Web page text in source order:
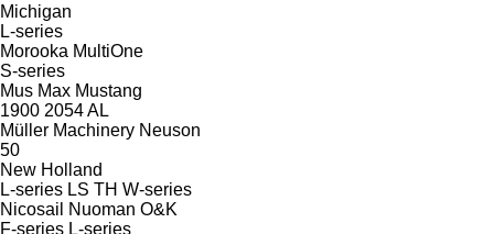
Michigan
L-series
Morooka MultiOne
S-series
Mus Max Mustang
1900 2054AL
Müller Machinery Neuson
50
New Holland
L-series LS TH W-series
Nicosail
Nuoman O&K
F-series L-series